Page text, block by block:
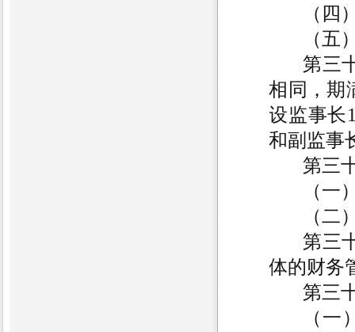
（四
（五
第三
相同，期
设监事长
和副监事
第三
（一
（二
第三
体的财务
第三
（